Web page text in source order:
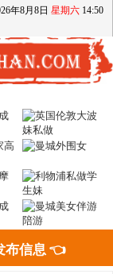
年8月 8日 星期六 14:50
布信息 👈